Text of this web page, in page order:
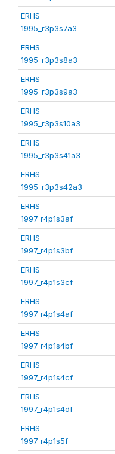
ERHS
1995_r3p3s7a3
ERHS
1995_r3p3s8a3
ERHS
1995_r3p3s9a3
ERHS
1995_r3p3s10a3
ERHS
1995_r3p3s41a3
ERHS
1995_r3p3s42a3
ERHS
1997_r4p1s3af
ERHS
1997_r4p1s3bf
ERHS
1997_r4p1s3cf
ERHS
1997_r4p1s4af
ERHS
1997_r4p1s4bf
ERHS
1997_r4p1s4cf
ERHS
1997_r4p1s4df
ERHS
1997_r4p1s5f